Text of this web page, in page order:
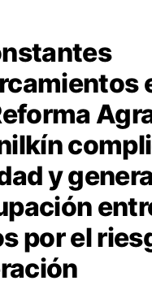
y
por el